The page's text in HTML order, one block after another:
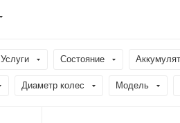
Услуги Состояние
Диаметр колес Модель